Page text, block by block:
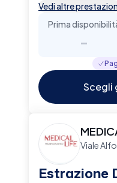
Vedi altre
Prima
-
Scegli
Viale
Estrazione